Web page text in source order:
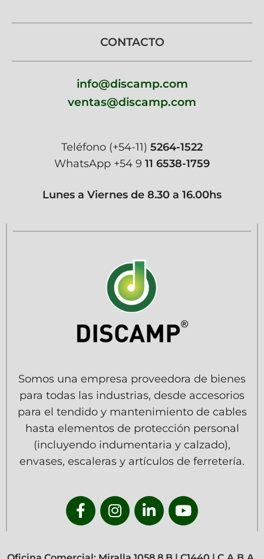
CONTACTO
info@discamp.com
ventas@discamp.com
Teléfono (+54-11) 5264-1522
WhatsApp +54 9 11 6538-1759
Lunes a Viernes de 8.30 a 16.00hs
Somos una empresa proveedora de bienes
para todas las industrias, desde accesorios
para el tendido y mantenimiento de cables
hasta elementos de protección personal
(incluyendo indumentaria y calzado),
envases, escaleras y artículos de ferretería.